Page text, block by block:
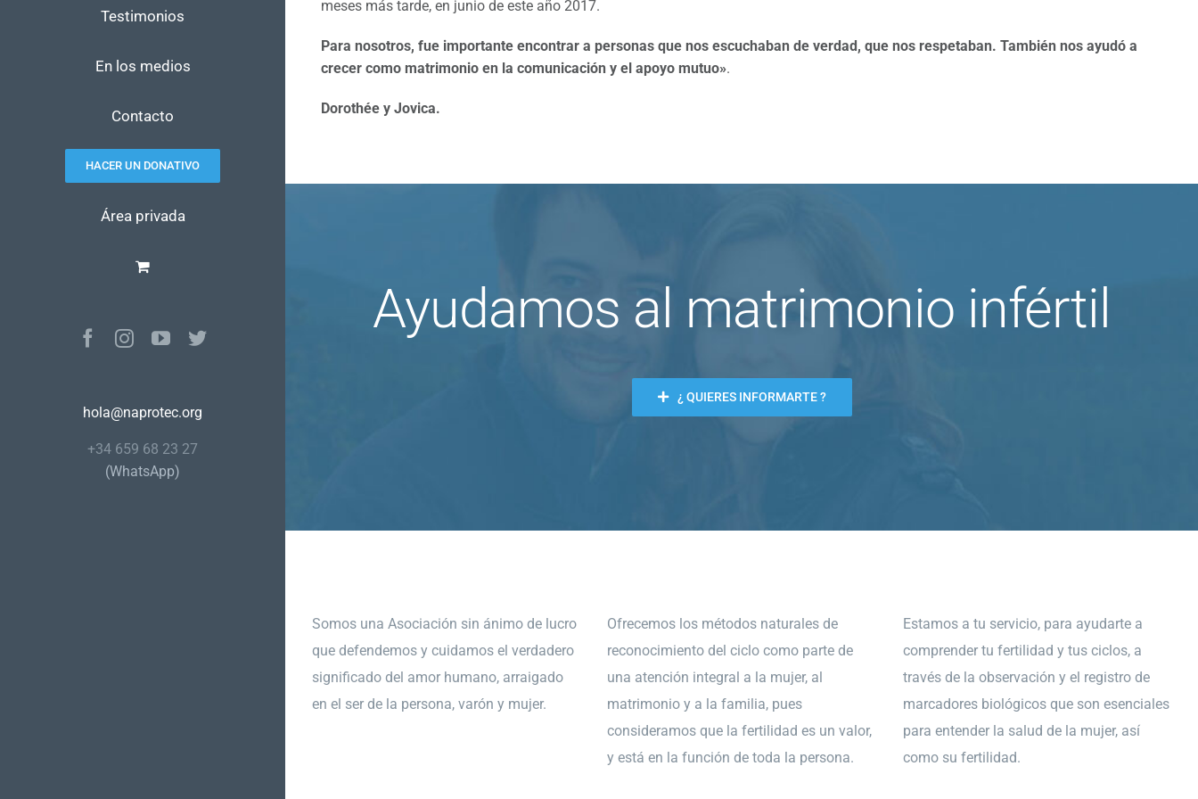
Testimonios
En los medios
Contacto
HACER UN DONATIVO
Área privada
Facebook
Instagram
YouTubeTwitter
hola@naprotec.org
+34 659 68 23 27
(WhatsApp)
meses más tarde, en junio de este año 2017.
Para nosotros, fue importante encontrar a personas que nos escuchaban de verdad, que nos respetaban. También nos ayudó a
crecer como matrimonio en la comunicación y el apoyo mutuo».
Dorothée y Jovica.
Ayudamos al matrimonio infértil
¿ QUIERES INFORMARTE ?
Somos una Asociación sin ánimo de lucro
que defendemos y cuidamos el verdadero
significado del amor humano, arraigado
en el ser de la persona, varón y mujer.
Ofrecemos los métodos naturales de
reconocimiento del ciclo como parte de
una atención integral a la mujer, al
matrimonio y a la familia, pues
consideramos que la fertilidad es un valor,
y está en la función de toda la persona.
Estamos a tu servicio, para ayudarte a
comprender tu fertilidad y tus ciclos, a
través de la observación y el registro de
marcadores biológicos que son esenciales
para entender la salud de la mujer, así
como su fertilidad.